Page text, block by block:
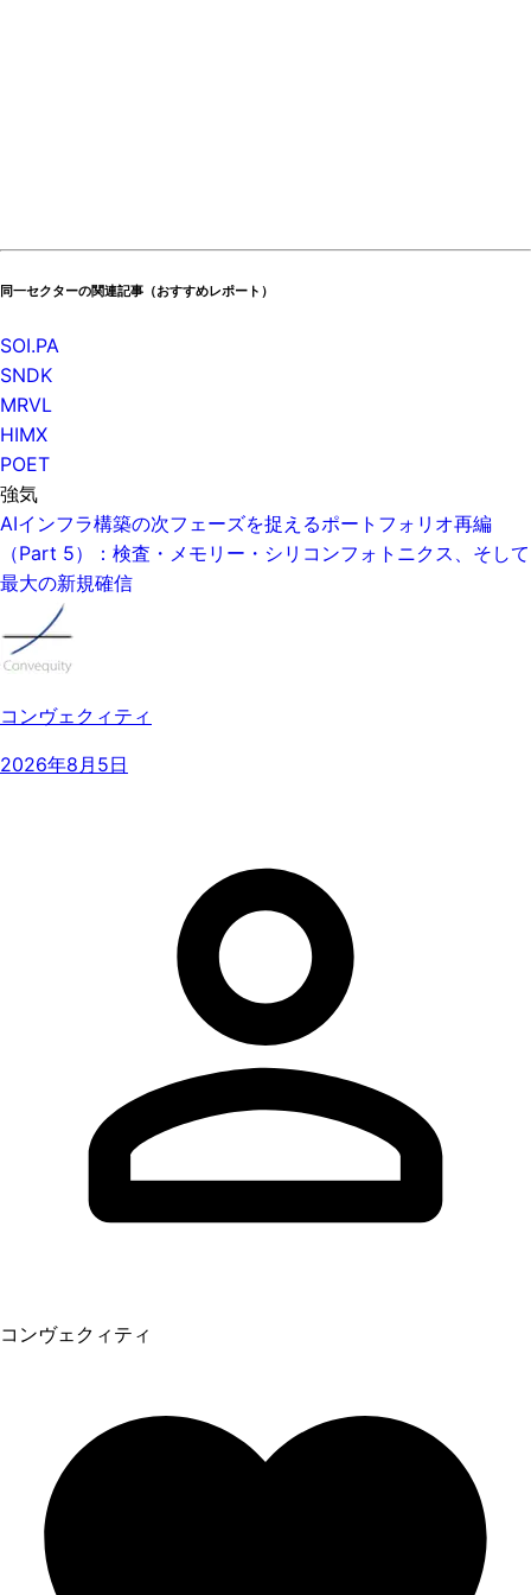
同一セクターの関連記事（おすすめレポート）
SOI.PA
SNDK
MRVL
HIMX
POET
強気
AIインフラ構築の次フェーズを捉えるポートフォリオ再編
（Part 5）：検査・メモリー・シリコンフォトニクス、そして
最大の新規確信
コンヴェクィティ
2026年8月5日
コンヴェクィティ